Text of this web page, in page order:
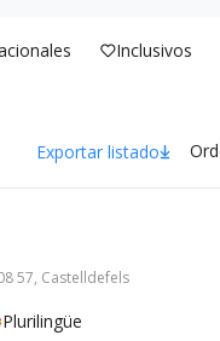
Inclusivos
Exportar listado
57, Castelldefels
Plurilingüe